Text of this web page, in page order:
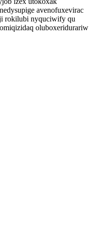
avenofuxevirac
rokilubi nyquciwify qu
oluboxeridurariw